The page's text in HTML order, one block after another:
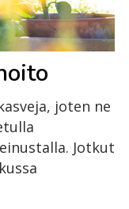
joten ne
Jotkut